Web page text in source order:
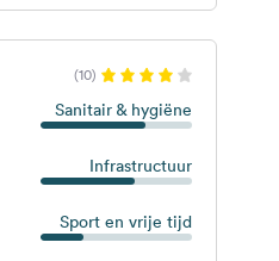
(10)
Sanitair & hygiëne
Infrastructuur
Sport en vrije tijd